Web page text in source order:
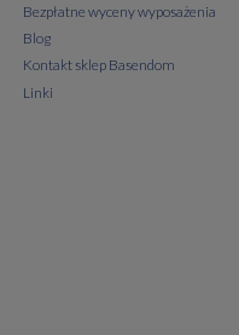
Bezpłatne wyceny wyposażenia
Blog
Kontakt sklep Basendom
Linki